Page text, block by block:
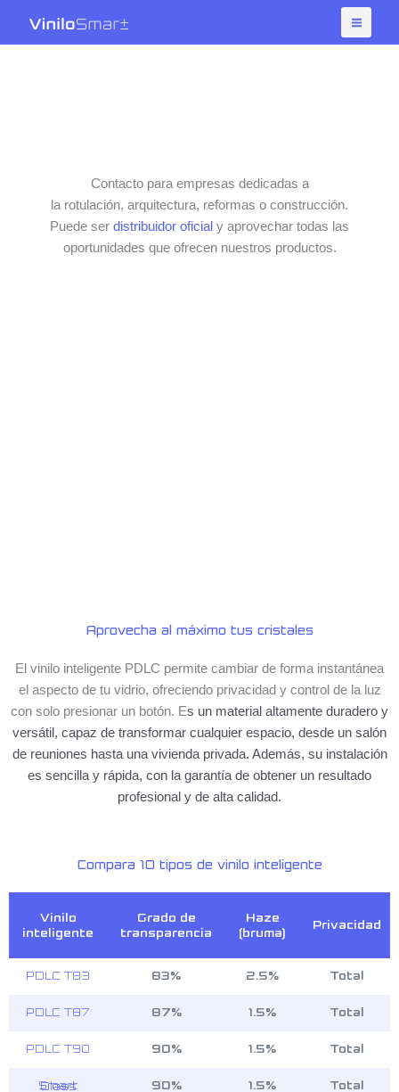
Contacto para empresas dedicadas a
la rotulación, arquitectura, reformas o construcción.
Puede ser distribuidor oficial y aprovechar todas las
oportunidades que ofrecen nuestros productos.
Aprovecha al máximo tus cristales
El vinilo inteligente PDLC permite cambiar de forma instantánea
el aspecto de tu vidrio, ofreciendo privacidad y control de la luz
con solo presionar un botón. Es un material altamente duradero y
versátil, capaz de transformar cualquier espacio, desde un salón
de reuniones hasta una vivienda privada. Además, su instalación
es sencilla y rápida, con la garantía de obtener un resultado
profesional y de alta calidad.
Compara 10 tipos de vinilo inteligente
Vinilo
inteligente
Grado de
transparencia
Haze
(bruma)
Privacidad
PDLC T83 83% 2.5% Total
PDLC T87 87% 1.5% Total
PDLC T90 90% 1.5% Total
Smart Glass 90% 1.5% Total